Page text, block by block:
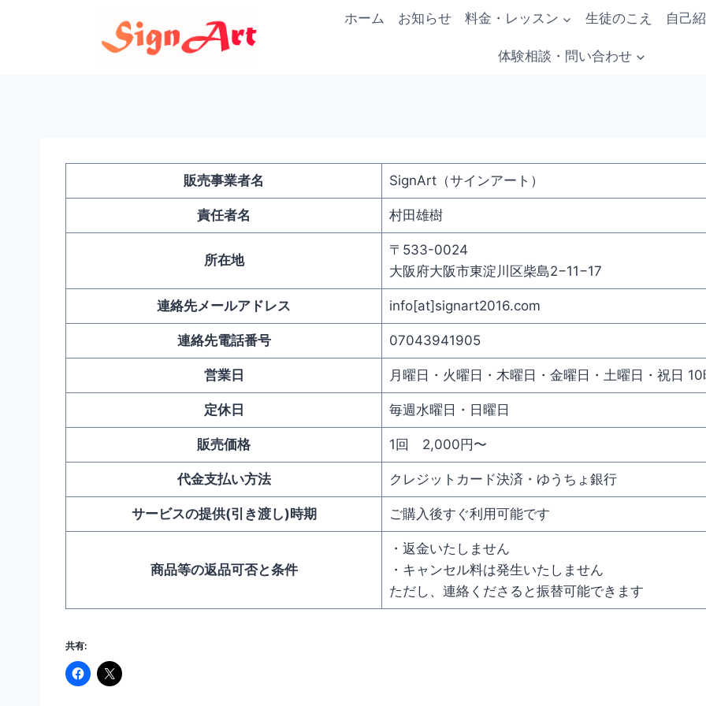
ホーム お知らせ 料金・レッスン 生徒のこえ 自己
体験相談・問い合わせ
販売事業者名 SignArt（サインアート）
責任者名 村田雄樹
所在地
〒533-0024
大阪府大阪市東淀川区柴島2−11−17
連絡先メールアドレス info[at]signart2016.com
連絡先電話番号 07043941905
営業日 月曜日・火曜日・木曜日・金曜日・土曜日・祝日
定休日 毎週水曜日・日曜日
販売価格 1回 2,000円〜
代金支払い方法 クレジットカード決済・ゆうちょ銀行
サービスの提供(引き渡し)時期 ご購入後すぐ利用可能です
商品等の返品可否と条件
・返金いたしません
・キャンセル料は発生いたしません
ただし、連絡くださると振替可能できます
共有: